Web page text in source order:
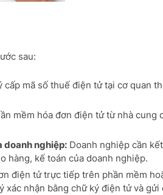
sau:
cấp mã số thuế điện tử tại cơ quan
mềm hóa đơn điện tử từ nhà cung
doanh nghiệp: Doanh nghiệp cần
hàng, kế toán của doanh nghiệp.
điện tử trực tiếp trên phần mềm
xác nhận bằng chữ ký điện tử và gửi